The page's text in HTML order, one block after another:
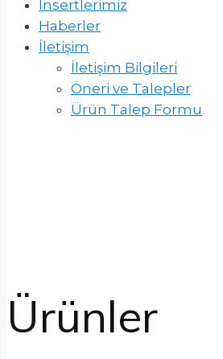
Insertlerimiz
Haberler
İletişim
İletişim Bilgileri
Öneri ve Talepler
Ürün Talep Formu
Ürünler